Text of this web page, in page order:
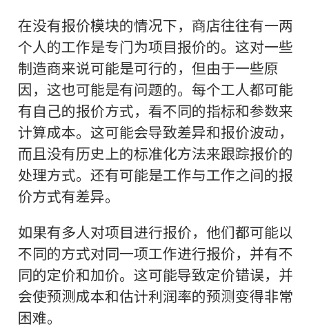
在没有报价模块的情况下，商店往往有一两
个人的工作是专门为项目报价的。这对一些
制造商来说可能是可行的，但由于一些原
因，这也可能是有问题的。每个工人都可能
有自己的报价方式，看不同的指标和参数来
计算成本。这可能会导致差异和报价波动，
而且没有历史上的标准化方法来跟踪报价的
处理方式。还有可能是工作与工作之间的报
价方式有差异。
如果有多人对项目进行报价，他们都可能以
不同的方式对同一项工作进行报价，并有不
同的定价和加价。这可能导致定价错误，并
会使预测成本和估计利润率的预测变得非常
困难。